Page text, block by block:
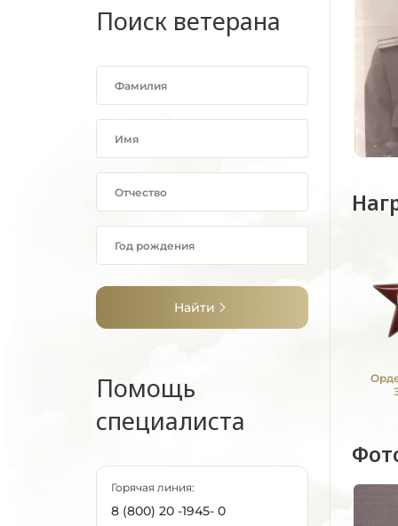
Поиск ветерана
Найти
Помощь
специалиста
Горячая линия:
8 (800) 20 -1945- 0